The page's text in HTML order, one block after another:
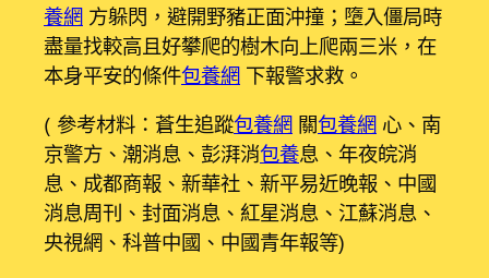
養網 方躲閃，避開野豬正面沖撞；墮入僵局時
盡量找較高且好攀爬的樹木向上爬兩三米，在
本身平安的條件包養網 下報警求救。
（參考材料：蒼生追蹤包養網 關包養網 心、南
京警方、潮消息、彭湃消包養息、年夜皖消
息、成都商報、新華社、新平易近晚報、中國
消息周刊、封面消息、紅星消息、江蘇消息、
央視網、科普中國、中國青年報等）